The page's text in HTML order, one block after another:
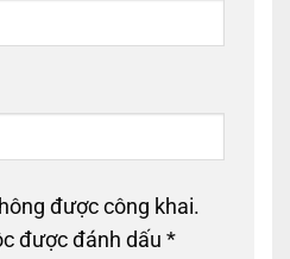
được công khai.
được đánh dấu *